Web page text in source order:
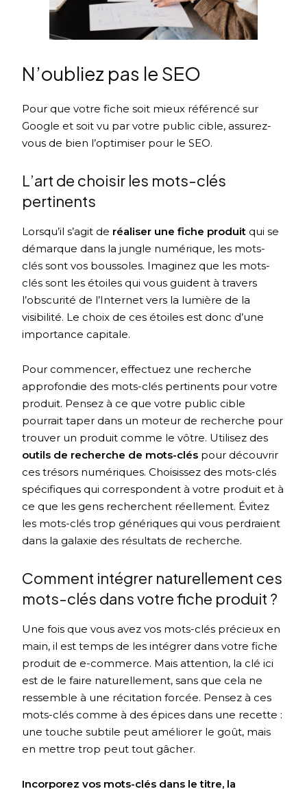
N’oubliez pas le SEO
Pour que votre fiche soit mieux référencé sur
Google et soit vu par votre public cible, assurez-
vous de bien l’optimiser pour le SEO.
L’art de choisir les mots-clés
pertinents
Lorsqu’il s’agit de réaliser une fiche produit qui se
démarque dans la jungle numérique, les mots-
clés sont vos boussoles. Imaginez que les mots-
clés sont les étoiles qui vous guident à travers
l’obscurité de l’Internet vers la lumière de la
visibilité. Le choix de ces étoiles est donc d’une
importance capitale.
Pour commencer, effectuez une recherche
approfondie des mots-clés pertinents pour votre
produit. Pensez à ce que votre public cible
pourrait taper dans un moteur de recherche pour
trouver un produit comme le vôtre. Utilisez des
outils de recherche de mots-clés pour découvrir
ces trésors numériques. Choisissez des mots-clés
spécifiques qui correspondent à votre produit et à
ce que les gens recherchent réellement. Évitez
les mots-clés trop génériques qui vous perdraient
dans la galaxie des résultats de recherche.
Comment intégrer naturellement ces
mots-clés dans votre fiche produit ?
Une fois que vous avez vos mots-clés précieux en
main, il est temps de les intégrer dans votre fiche
produit de e-commerce. Mais attention, la clé ici
est de le faire naturellement, sans que cela ne
ressemble à une récitation forcée. Pensez à ces
mots-clés comme à des épices dans une recette :
une touche subtile peut améliorer le goût, mais
en mettre trop peut tout gâcher.
Incorporez vos mots-clés dans le titre, la